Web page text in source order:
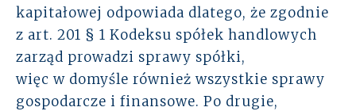
kapitałowej odpowiada dlatego, że zgodnie
z art. 201 § 1 Kodeksu spółek handlowych
zarząd prowadzi sprawy spółki,
więc w domyśle również wszystkie sprawy
gospodarcze i finansowe. Po drugie,